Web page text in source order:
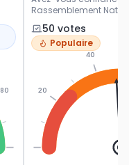
80
Rassemblement
politique français.
50 votes
Populaire
20
40